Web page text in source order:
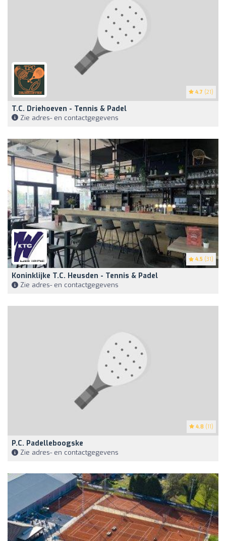
4.7 (21)
T.C. Driehoeven - Tennis & Padel
Zie adres- en contactgegevens
4.5 (31)
Koninklijke T.C. Heusden - Tennis & Padel
Zie adres- en contactgegevens
4.8 (11)
P.C. Padelleboogske
Zie adres- en contactgegevens